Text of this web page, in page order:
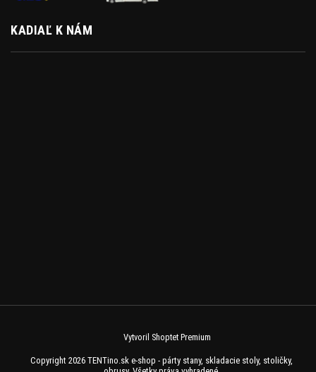
KADIAĽ K NÁM
Vytvoril Shoptet Premium
Copyright 2026 TENTino.sk e-shop - párty stany, skladacie stoly, stoličky,